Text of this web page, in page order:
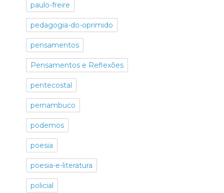
paulo-freire
pedagogia-do-oprimido
pensamentos
Pensamentos e Reflexões
pentecostal
pernambuco
podemos
poesia
poesia-e-literatura
policial